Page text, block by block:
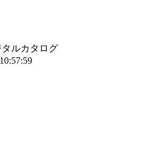
ルカタログ